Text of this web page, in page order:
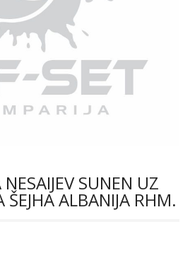
SUNEN UZ
ŠEJHA ALBANIJA RHM.